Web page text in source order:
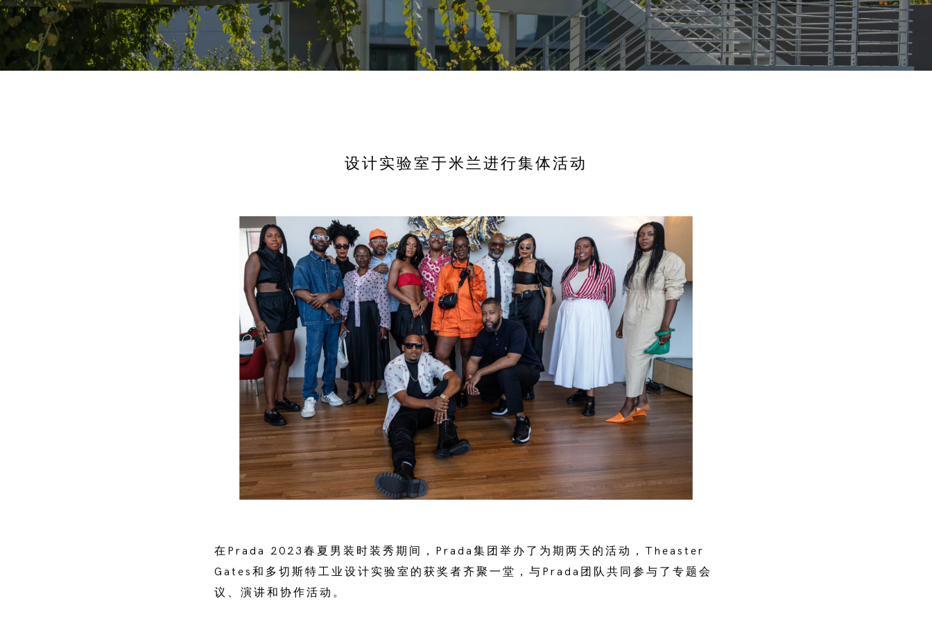
设计实验室于米兰进行集体活动
在Prada 2023春夏男装时装秀期间，Prada集团举办了为期两天的活动，Theaster
Gates和多切斯特工业设计实验室的获奖者齐聚一堂，与Prada团队共同参与了专题会
议、演讲和协作活动。